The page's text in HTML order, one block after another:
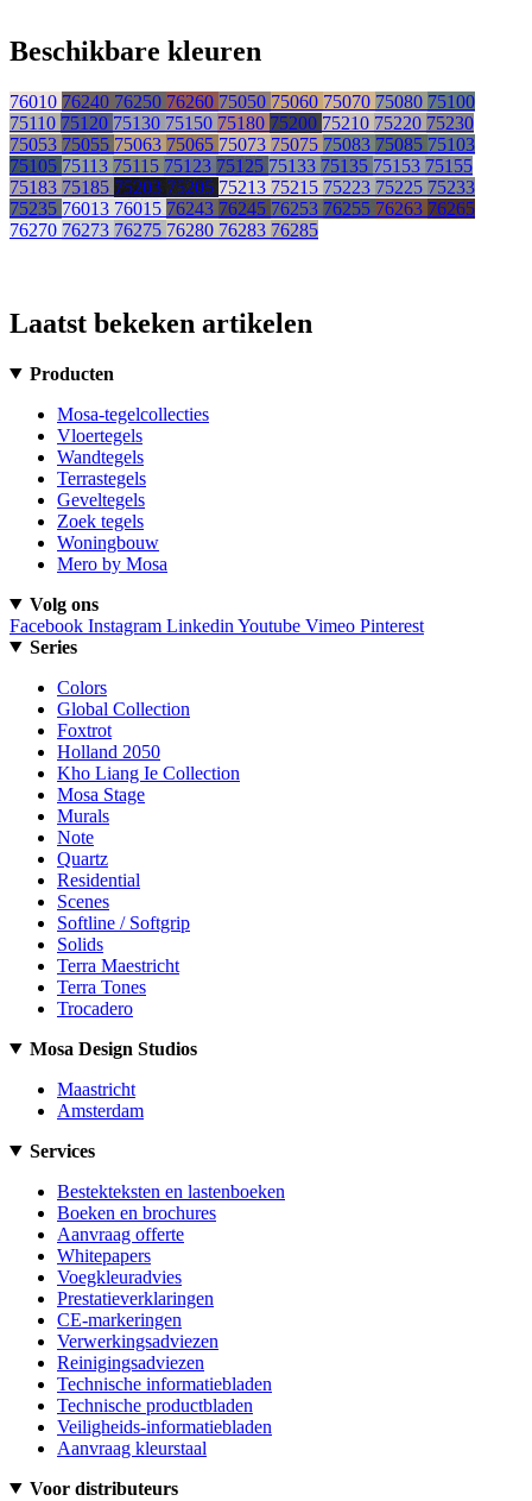
Beschikbare kleuren
76010 76240 76250 76260 75050 75060 75070 75080 75100
75110 75120 75130 75150 75180 75200 75210 75220 75230
75053 75055 75063 75065 75073 75075 75083 75085 75103
75105 75113 75115 75123 75125 75133 75135 75153 75155
75183 75185 75203 75205 75213 75215 75223 75225 75233
75235 76013 76015 76243 76245 76253 76255 76263 76265
76270 76273 76275 76280 76283 76285
Laatst bekeken artikelen
Producten
Mosa-tegelcollecties
Vloertegels
Wandtegels
Terrastegels
Geveltegels
Zoek tegels
Woningbouw
Mero by Mosa
Volg ons
Facebook Instagram Linkedin Youtube Vimeo Pinterest
Series
Colors
Global Collection
Foxtrot
Holland 2050
Kho Liang Ie Collection
Mosa Stage
Murals
Note
Quartz
Residential
Scenes
Softline / Softgrip
Solids
Terra Maestricht
Terra Tones
Trocadero
Mosa Design Studios
Maastricht
Amsterdam
Services
Bestekteksten en lastenboeken
Boeken en brochures
Aanvraag offerte
Whitepapers
Voegkleuradvies
Prestatieverklaringen
CE-markeringen
Verwerkingsadviezen
Reinigingsadviezen
Technische informatiebladen
Technische productbladen
Veiligheids-informatiebladen
Aanvraag kleurstaal
Voor distributeurs